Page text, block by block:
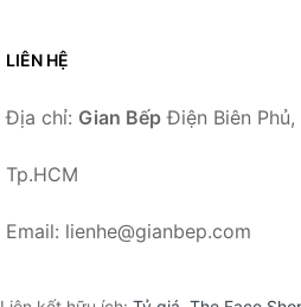
LIÊN HỆ
Địa chỉ: Gian Bếp Điện Biên Phủ,
Tp.HCM
Email: lienhe@gianbep.com